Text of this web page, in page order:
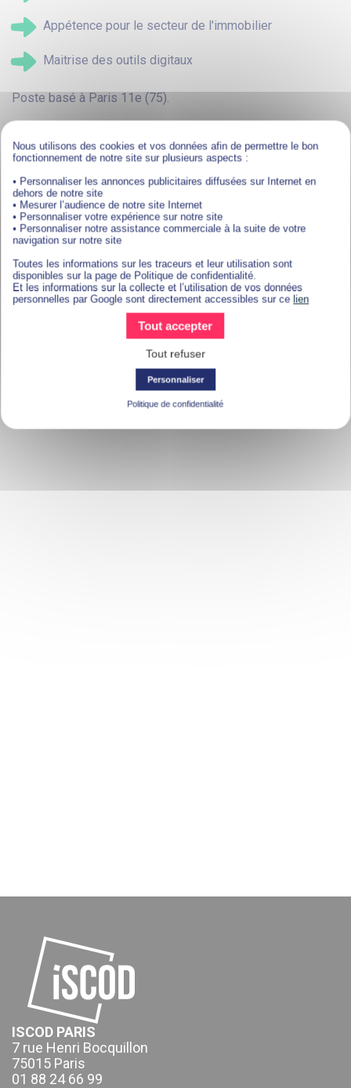
Appétence pour le secteur de l'immobilier
Maitrise des outils digitaux
Poste basé à Paris 11e (75).
prise en charge à 100% par l’entreprise.
Vous êtes intéressé(e) par cette offre d’emploi en
alternance ?Postulez dès maintenant !
POSTULER
Tags : spécialisée dans l'investissement immobilier
ISCOD PARIS
7 rue Henri Bocquillon
75015 Paris
01 88 24 66 99
Nous utilisons des cookies et vos données afin de permettre le bon
fonctionnement de notre site sur plusieurs aspects :
• Personnaliser les annonces publicitaires diffusées sur Internet en
dehors de notre site
• Mesurer l’audience de notre site Internet
• Personnaliser votre expérience sur notre site
• Personnaliser notre assistance commerciale à la suite de votre
navigation sur notre site
Toutes les informations sur les traceurs et leur utilisation sont
disponibles sur la page de Politique de confidentialité.
Et les informations sur la collecte et l’utilisation de vos données
personnelles par Google sont directement accessibles sur ce lien
Tout accepter
Tout refuser
Personnaliser
Politique de confidentialité